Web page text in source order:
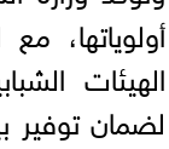
أولوياتها،
الهيئات
لضمان توفير